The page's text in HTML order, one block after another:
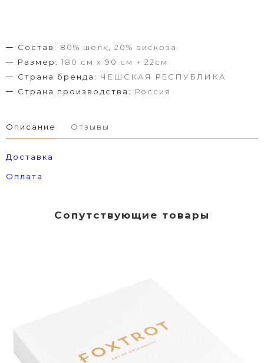
Состав: 80% шелк, 20% вискоза
Размер: 180 см х 90 см + 22см
Страна бренда: ЧЕШСКАЯ РЕСПУБЛИКА
Страна производства:
Россия
Описание Отзывы
Доставка
Оплата
Сопутствующие товары